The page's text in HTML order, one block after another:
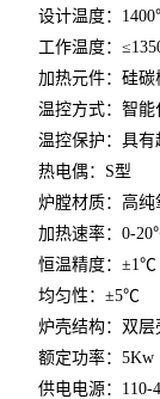
设计温度：
工作温度：
加热元件：硅碳
温控方式：智能
温控保护：具
热电偶：S型
炉膛材质：高
加热速率：0-
恒温精度：±1℃
均匀性：±5℃
炉壳结构：双
额定功率：5Kw
供电电源：110-